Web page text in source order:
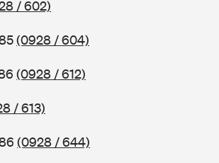
/ 602)
(0928 / 604)
(0928 / 612)
/ 613)
(0928 / 644)